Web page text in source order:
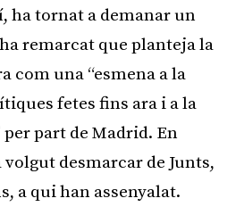
ha tornat a demanar un
remarcat que planteja la
com una “esmena a la
fetes fins ara i a la
part de Madrid. En
volgut desmarcar de Junts,
a qui han assenyalat.